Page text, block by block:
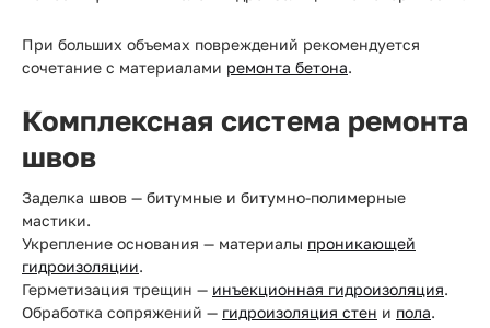
При больших объемах повреждений рекомендуется
сочетание с материалами ремонта бетона.
Комплексная система ремонта
швов
Заделка швов — битумные и битумно-полимерные
мастики.
Укрепление основания — материалы проникающей
гидроизоляции.
Герметизация трещин — инъекционная гидроизоляция.
Обработка сопряжений — гидроизоляция стен и пола.